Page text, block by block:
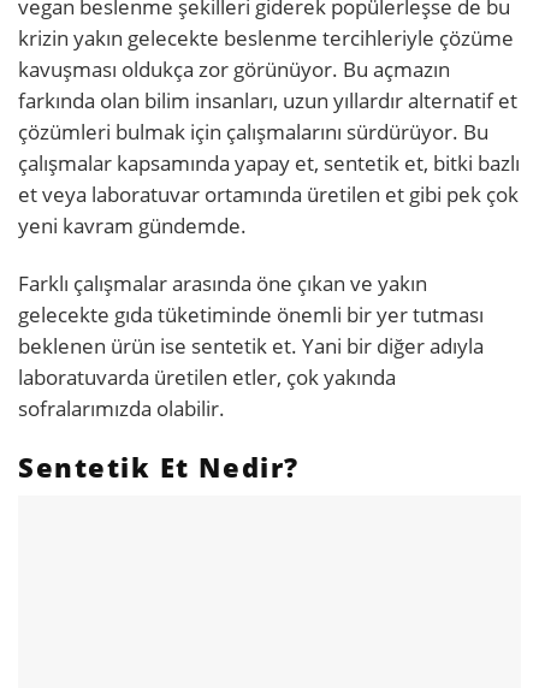
vegan beslenme şekilleri giderek popülerleşse de bu
krizin yakın gelecekte beslenme tercihleriyle çözüme
kavuşması oldukça zor görünüyor. Bu açmazın
farkında olan bilim insanları, uzun yıllardır alternatif et
çözümleri bulmak için çalışmalarını sürdürüyor. Bu
çalışmalar kapsamında yapay et, sentetik et, bitki bazlı
et veya laboratuvar ortamında üretilen et gibi pek çok
yeni kavram gündemde.
Farklı çalışmalar arasında öne çıkan ve yakın
gelecekte gıda tüketiminde önemli bir yer tutması
beklenen ürün ise sentetik et. Yani bir diğer adıyla
laboratuvarda üretilen etler, çok yakında
sofralarımızda olabilir.
Sentetik Et Nedir?